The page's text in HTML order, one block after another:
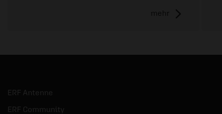
mehr
ERF Antenne
ERF Community